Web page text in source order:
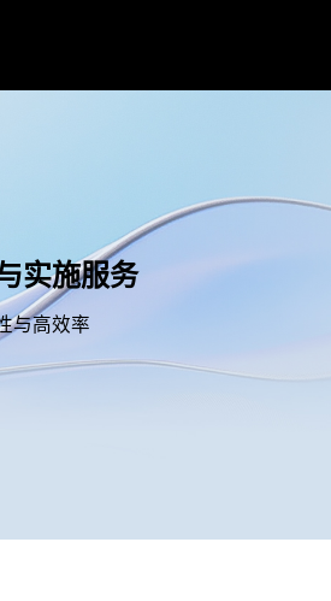
实施服务
与高效率